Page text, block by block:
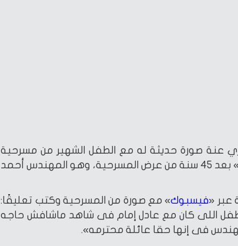
عنة صورة حديثة له مع الطفل الشهير من مسرحية
«شاهد ما شافش حاجة» بعد 45 سنة من عرض المسرحية، وهو المهندس أحمد
عبر «فيسبوك» مع صورة من المسرحية وكتب تعليقًا:
اللى كان مع عادل إمام فى شاهد ماشافش حاجه
فى إنها حقا عائلة محترمه».